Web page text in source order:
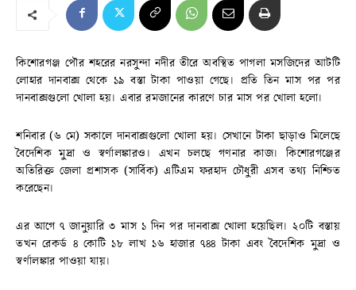
কিশোরগঞ্জ পৌর শহরের নরসুন্দা নদীর তীরে অবস্থিত পাগলা মসজিদের আটটি
লোহার দানবাক্স থেকে ১৯ বস্তা টাকা পাওয়া গেছে। প্রতি তিন মাস পর পর
দানবাক্সগুলো খোলা হয়। এবার রমজানের কারণে চার মাস পর খোলা হলো।
শনিবার (৬ মে) সকালে দানবাক্সগুলো খোলা হয়। সেখানে টাকা ছাড়াও মিলেছে
বৈদেশিক মুদ্রা ও স্বর্ণালঙ্কারও। এখন চলছে গণনার কাজ। কিশোরগঞ্জের
অতিরিক্ত জেলা প্রশাসক (সার্বিক) এটিএম ফরহাদ চৌধুরী এসব তথ্য নিশ্চিত
করেছেন।
এর আগে ৭ জানুয়ারি ৩ মাস ১ দিন পর দানবাক্স খোলা হয়েছিল। ২০টি বস্তায়
তখন রেকর্ড ৪ কোটি ১৮ লাখ ১৬ হাজার ৭৪৪ টাকা এবং বৈদেশিক মুদ্রা ও
স্বর্ণালঙ্কার পাওয়া যায়।